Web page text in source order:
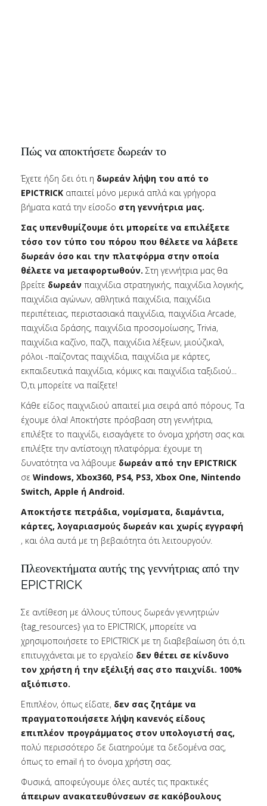
Πώς να αποκτήσετε δωρεάν το
Έχετε ήδη δει ότι η δωρεάν λήψη του από το
EPICTRICK απαιτεί μόνο μερικά απλά και γρήγορα
βήματα κατά την είσοδο στη γεννήτρια μας.
Σας υπενθυμίζουμε ότι μπορείτε να επιλέξετε
τόσο τον τύπο του πόρου που θέλετε να λάβετε
δωρεάν όσο και την πλατφόρμα στην οποία
θέλετε να μεταφορτωθούν. Στη γεννήτρια μας θα
βρείτε δωρεάν παιχνίδια στρατηγικής, παιχνίδια λογικής,
παιχνίδια αγώνων, αθλητικά παιχνίδια, παιχνίδια
περιπέτειας, περιστασιακά παιχνίδια, παιχνίδια Arcade,
παιχνίδια δράσης, παιχνίδια προσομοίωσης, Trivia,
παιχνίδια καζίνο, παζλ, παιχνίδια λέξεων, μιούζικαλ,
ρόλοι -παίζοντας παιχνίδια, παιχνίδια με κάρτες,
εκπαιδευτικά παιχνίδια, κόμικς και παιχνίδια ταξιδιού...
Ό,τι μπορείτε να παίξετε!
Κάθε είδος παιχνιδιού απαιτεί μια σειρά από πόρους. Τα
έχουμε όλα! Αποκτήστε πρόσβαση στη γεννήτρια,
επιλέξτε το παιχνίδι, εισαγάγετε το όνομα χρήστη σας και
επιλέξτε την αντίστοιχη πλατφόρμα: έχουμε τη
δυνατότητα να λάβουμε δωρεάν από την EPICTRICK
σε Windows, Xbox360, PS4, PS3, Xbox One, Nintendo
Switch, Apple ή Android.
Αποκτήστε πετράδια, νομίσματα, διαμάντια,
κάρτες, λογαριασμούς δωρεάν και χωρίς εγγραφή
, και όλα αυτά με τη βεβαιότητα ότι λειτουργούν.
Πλεονεκτήματα αυτής της γεννήτριας από την
EPICTRICK
Σε αντίθεση με άλλους τύπους δωρεάν γεννητριών
{tag_resources} για το EPICTRICK, μπορείτε να
χρησιμοποιήσετε το EPICTRICK με τη διαβεβαίωση ότι ό,τι
επιτυγχάνεται με το εργαλείο δεν θέτει σε κίνδυνο
τον χρήστη ή την εξέλιξή σας στο παιχνίδι. 100%
αξιόπιστο.
Επιπλέον, όπως είδατε, δεν σας ζητάμε να
πραγματοποιήσετε λήψη κανενός είδους
επιπλέον προγράμματος στον υπολογιστή σας,
πολύ περισσότερο δε διατηρούμε τα δεδομένα σας,
όπως το email ή το όνομα χρήστη σας.
Φυσικά, αποφεύγουμε όλες αυτές τις πρακτικές
άπειρων ανακατευθύνσεων σε κακόβουλους